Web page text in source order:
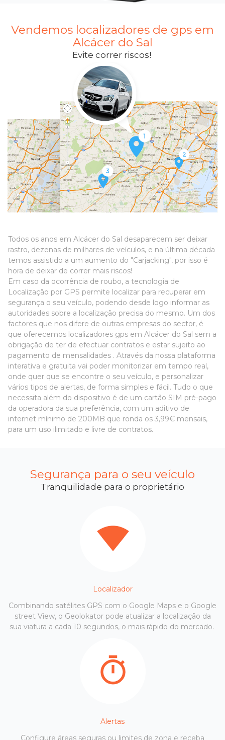
Vendemos localizadores de gps em
Alcácer do Sal
Evite correr riscos!
Todos os anos em Alcácer do Sal desaparecem ser deixar
rastro, dezenas de milhares de veículos, e na última década
temos assistido a um aumento do "Carjacking", por isso é
hora de deixar de correr mais riscos!
Em caso da ocorrência de roubo, a tecnologia de
Localização por GPS permite localizar para recuperar em
segurança o seu veículo, podendo desde logo informar as
autoridades sobre a localização precisa do mesmo. Um dos
factores que nos difere de outras empresas do sector, é
que oferecemos localizadores gps em Alcácer do Sal sem a
obrigação de ter de efectuar contratos e estar sujeito ao
pagamento de mensalidades . Através da nossa plataforma
interativa e gratuita vai poder monitorizar em tempo real,
onde quer que se encontre o seu veículo, e personalizar
vários tipos de alertas, de forma simples e fácil. Tudo o que
necessita além do dispositivo é de um cartão SIM pré-pago
da operadora da sua preferência, com um aditivo de
internet mínimo de 200MB que ronda os 3,99€ mensais,
para um uso ilimitado e livre de contratos.
Segurança para o seu veículo
Tranquilidade para o proprietário
Localizador
Combinando satélites GPS com o Google Maps e o Google
street View, o Geolokator pode atualizar a localização da
sua viatura a cada 10 segundos, o mais rápido do mercado.
Alertas
Configure áreas seguras ou limites de zona e receba